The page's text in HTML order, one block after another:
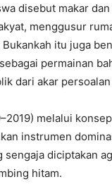
disebut makar
menggusur
itu juga
permainan
dari akar
melalui
instrumen
sengaja diciptakan
hitam.